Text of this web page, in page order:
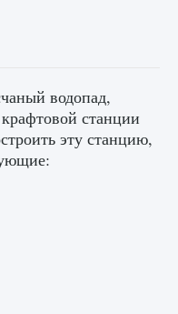
водопад,
станции
эту станцию,